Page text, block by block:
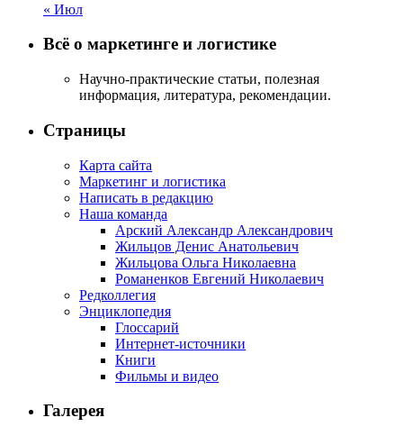
« Июл
Всё о маркетинге и логистике
Научно-практические статьи, полезная
информация, литература, рекомендации.
Страницы
Карта сайта
Маркетинг и логистика
Написать в редакцию
Наша команда
Арский Александр Александрович
Жильцов Денис Анатольевич
Жильцова Ольга Николаевна
Романенков Евгений Николаевич
Редколлегия
Энциклопедия
Глоссарий
Интернет-источники
Книги
Фильмы и видео
Галерея